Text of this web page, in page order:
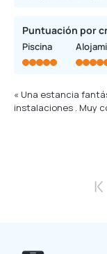
Puntuación por
Piscina
« Una estancia